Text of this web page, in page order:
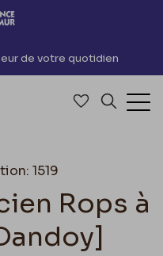
de votre quotidien
Accéder à
1519
Rops à